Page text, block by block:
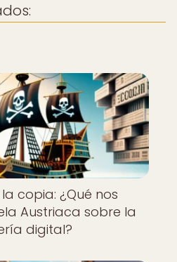
copia: ¿Qué nos
Austriaca sobre la
digital?